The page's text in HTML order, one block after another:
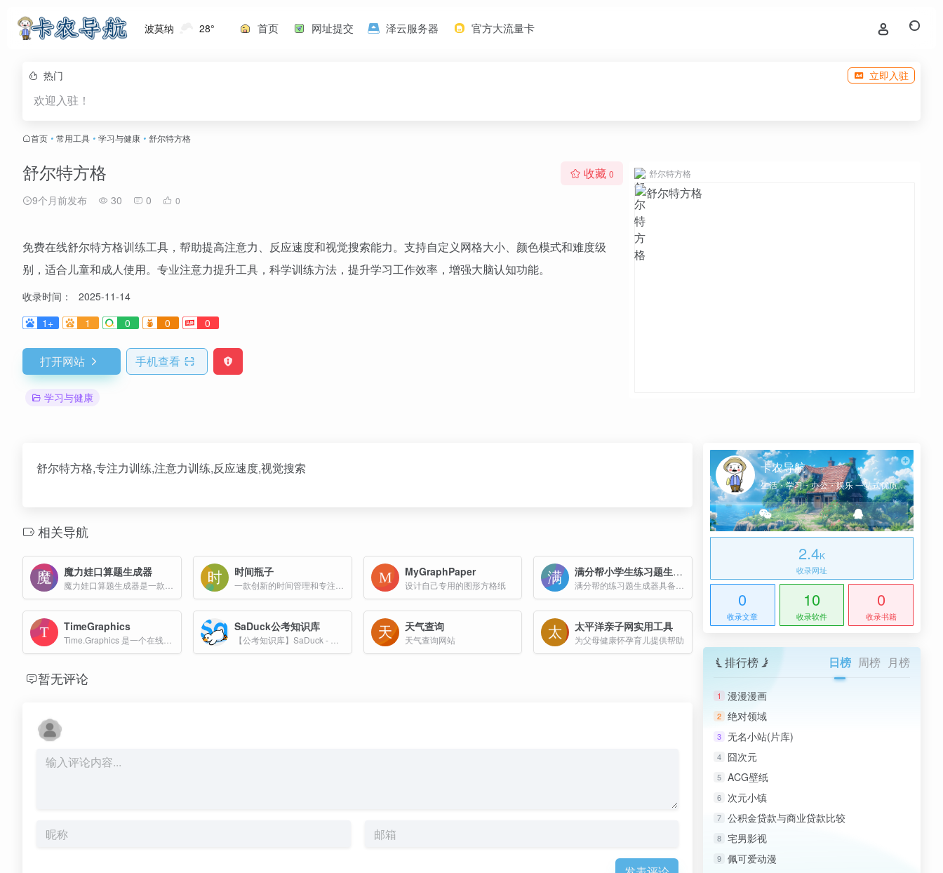
波莫纳 28° 首页 网址提交 泽云服务器 官方大流量卡
热门 立即入驻
欢迎入驻！
首页 • 常用工具 • 学习与健康 • 舒尔特方格
舒尔特方格
9个月前发布 30 0 0
收藏 0
免费在线舒尔特方格训练工具，帮助提高注意力、反应速度和视觉搜索能力。支持自定义网格大小、颜色模式和难度级
别，适合儿童和成人使用。专业注意力提升工具，科学训练方法，提升学习工作效率，增强大脑认知功能。
收录时间：
2025-11-14
1+
1 0 0 0
打开网站 手机查看
学习与健康
舒尔特方格
舒尔特方格,专注力训练,注意力训练,反应速度,视觉搜索
相关导航
魔力娃口算题生成器 时间瓶子 MyGraphPaper
设计自己专用的图形方格纸
满分帮小学生练习题生成器
TimeGraphics SaDuck公考知识库 天气查询
天气查询网站
太平洋亲子网实用工具
为父母健康怀孕育儿提供帮助
暂无评论
卡农导航
生活・学习・办公・娱乐 一站式优质网址导航
2.4K
收录网址
0
收录文章
10
收录软件
0
收录书籍
排行榜 日榜 周榜 月榜
1 漫漫漫画
2 绝对领域
3 无名小站(片库)
4 囧次元
5 ACG壁纸
6 次元小镇
7 公积金贷款与商业贷款比较
8 宅男影视
9 佩可爱动漫